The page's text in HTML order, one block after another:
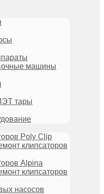
машины
тары
Poly Clip
клипсаторов
Alpina
клипсаторов
насосов